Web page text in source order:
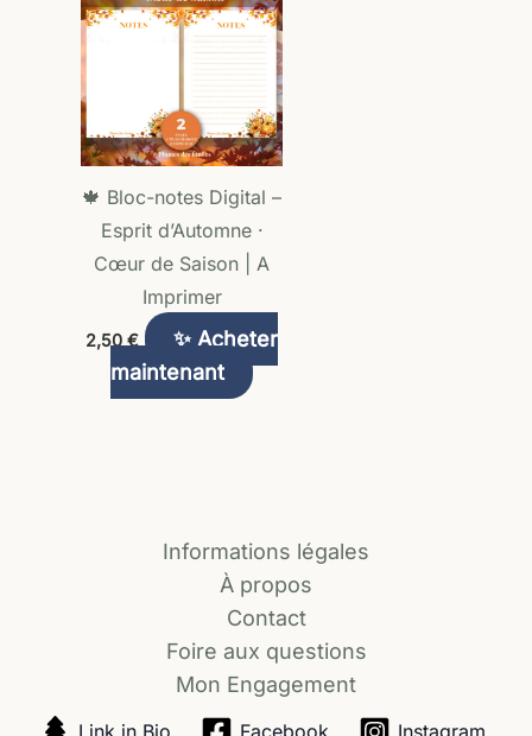
🍁 Bloc-notes Digital –
Esprit d’Automne ·
Cœur de Saison | A
Imprimer
2,50 €
✨ Acheter
maintenant
Informations légales
À propos
Contact
Foire aux questions
Mon Engagement